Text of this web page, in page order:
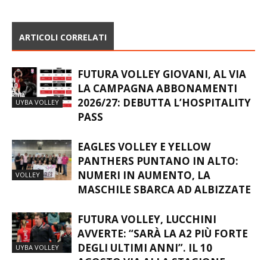
ARTICOLI CORRELATI
FUTURA VOLLEY GIOVANI, AL VIA
LA CAMPAGNA ABBONAMENTI
PASS
EAGLES VOLLEY E YELLOW
PANTHERS PUNTANO IN ALTO:
MASCHILE SBARCA AD ALBIZZATE
FUTURA VOLLEY, LUCCHINI